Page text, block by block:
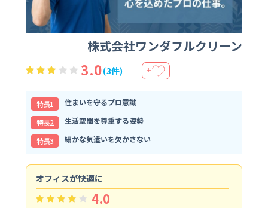
株式会社ワンダフルクリーン
3.0(3件) ＋
特⻑1
住まいを守るプロ意識
特⻑2
生活空間を尊重する姿勢
特⻑3
細かな気遣いを欠かさない
オフィスが快適に
4.0